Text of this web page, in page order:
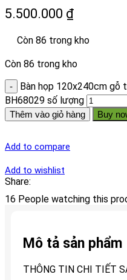
5.500.000 ₫
Còn 86 trong kho
Còn 86 trong kho
Bàn họp 120x240cm gỗ
BH68029 số lượng
Thêm vào giỏ hàng Buy
Add to compare
Add to wishlist
Share:
16 People watching this
Mô tả sản phẩm
THÔNG TIN CHI TIẾT